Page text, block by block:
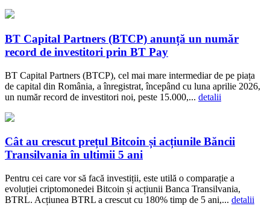
BT Capital Partners (BTCP) anunță un număr
record de investitori prin BT Pay
BT Capital Partners (BTCP), cel mai mare intermediar de pe piața
de capital din România, a înregistrat, începând cu luna aprilie 2026,
un număr record de investitori noi, peste 15.000,... detalii
Cât au crescut prețul Bitcoin și acțiunile Băncii
Transilvania în ultimii 5 ani
Pentru cei care vor să facă investiții, este utilă o comparație a
evoluției criptomonedei Bitcoin și acțiunii Banca Transilvania,
BTRL. Acțiunea BTRL a crescut cu 180% timp de 5 ani,... detalii